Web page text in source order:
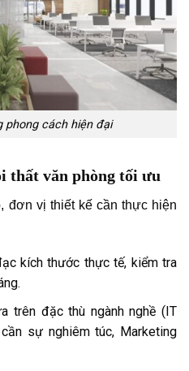
phong cách hiện đại
thất văn phòng tối ưu
đơn vị thiết kế cần thực hiện
kích thước thực tế, kiểm tra
trên đặc thù ngành nghề (IT
sự nghiêm túc, Marketing